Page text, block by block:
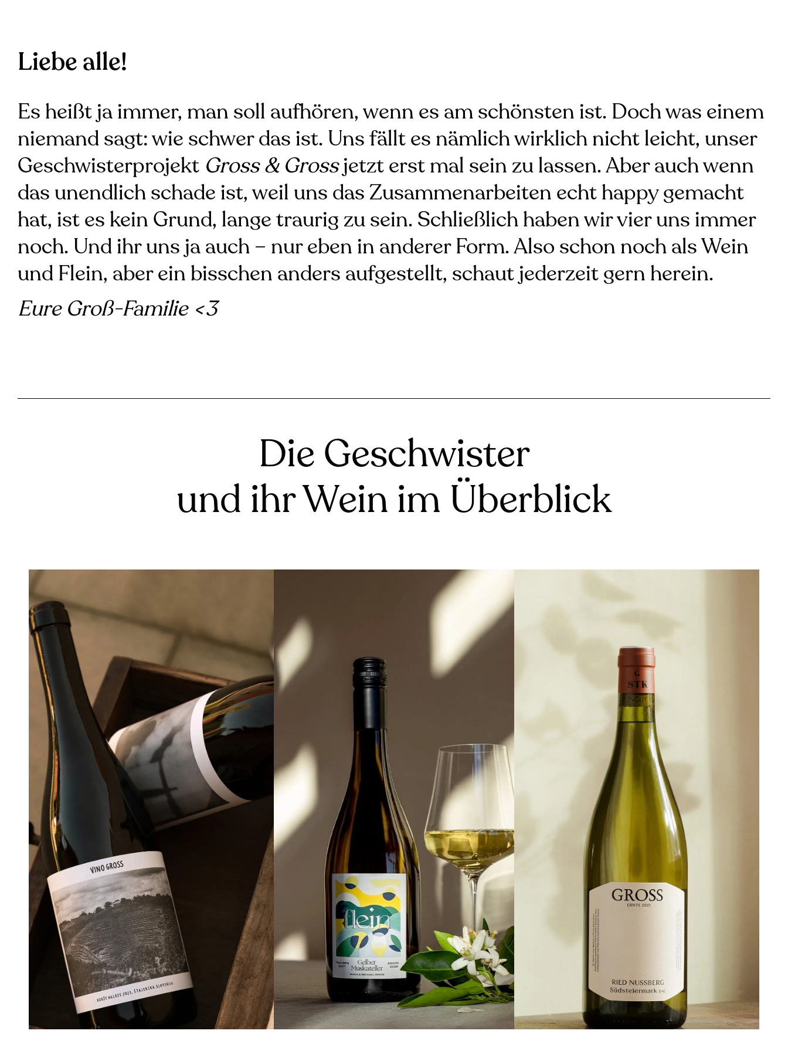
Liebe alle!
Es heißt ja immer, man soll aufhören, wenn es am schönsten ist. Doch was einem
niemand sagt: wie schwer das ist. Uns fällt es nämlich wirklich nicht leicht, unser
Geschwisterprojekt Gross & Grossjetzt erst mal sein zu lassen. Aber auch wenn
das unendlich schade ist, weil uns das Zusammenarbeiten echt happy gemacht
hat, ist es kein Grund, lange traurig zu sein. Schließlich haben wir vier uns immer
noch. Und ihr uns ja auch – nur eben in anderer Form. Also schon noch als Wein
und Flein, aber ein bisschen anders aufgestellt, schaut jederzeit gern herein.
Eure Groß-Familie <3
Die Geschwister
und ihr Wein im Überblick
Vino Gross
Hier geht’s zu Maria und Michaels Weingut
in Slowenien – und ihrem Onlineshop, in
dem es viel zu entdecken gibt: feinen Wein
und auch Flein. www.vinogross.com
Feeling Flein yet? Gönn dir sortenreine
Traubensäfte von Maria und Michael und
allen anderen Produzent:innen von Flein.
www.flein.net
Weingut Gross
Bei Martina und Johannes in der
Südsteiermark bekommt man elegante
Weißweine. Und jetzt drei mehr: Jakobi,
Mitzi und Bartholi gibt’s ab sofort dort.
www.gross.at